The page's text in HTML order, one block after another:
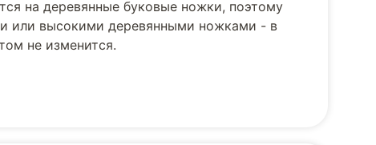
на деревянные буковые ножки, поэтому
или высокими деревянными ножками - в
не изменится.